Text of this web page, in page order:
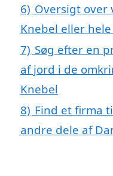
6) Oversigt over
Knebel eller
7) Søg efter en
af jord i de
Knebel
8) Find et firma
andre dele af